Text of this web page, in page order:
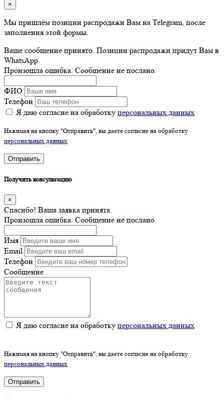
×
Мы пришлём позиции распродажи Вам на Telegram, после
заполнения этой формы.
Ваше сообщение принято. Позиции распродажи придут Вам в
WhatsApp
Произошла ошибка. Сообщение не послано.
ФИО
Телефон
Я даю согласие на обработку персональных данных
Нажимая на кнопку "Отправить", вы даете согласие на обработку
персональных данных
Отправить
Получить консультацию
×
Спасибо! Ваша заявка принята.
Произошла ошибка. Сообщение не послано.
Имя
Email
Телефон
Сообщение
Я даю согласие на обработку персональных данных
Нажимая на кнопку "Отправить", вы даете согласие на обработку
персональных данных
Отправить